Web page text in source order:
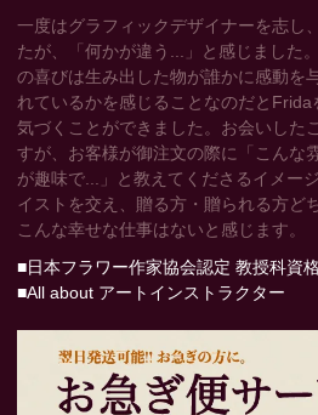
一度はグラフィックデザイナーを志し
たが、「何かが違う...」と感じました
の喜びは生み出した物が誰かに感動を
れているかを感じることなのだとFrida
気づくことができました。お会いした
すが、お客様が御注文の際に「こんな
が趣味で...」と教えてくださるイメー
イストを交え、贈る方・贈られる方ど
こんな幸せな仕事はないと感じます。
■日本フラワー作家協会認定 教授科資
■All about アートインストラクター